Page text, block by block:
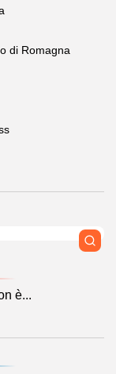
è...
di Romagna